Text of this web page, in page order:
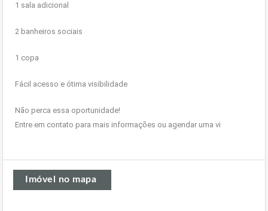
1 sala adicional
2 banheiros sociais
1 copa
Fácil acesso e ótima visibilidade
Não perca essa oportunidade!
Entre em contato para mais informações ou agendar uma vi
Imóvel no mapa